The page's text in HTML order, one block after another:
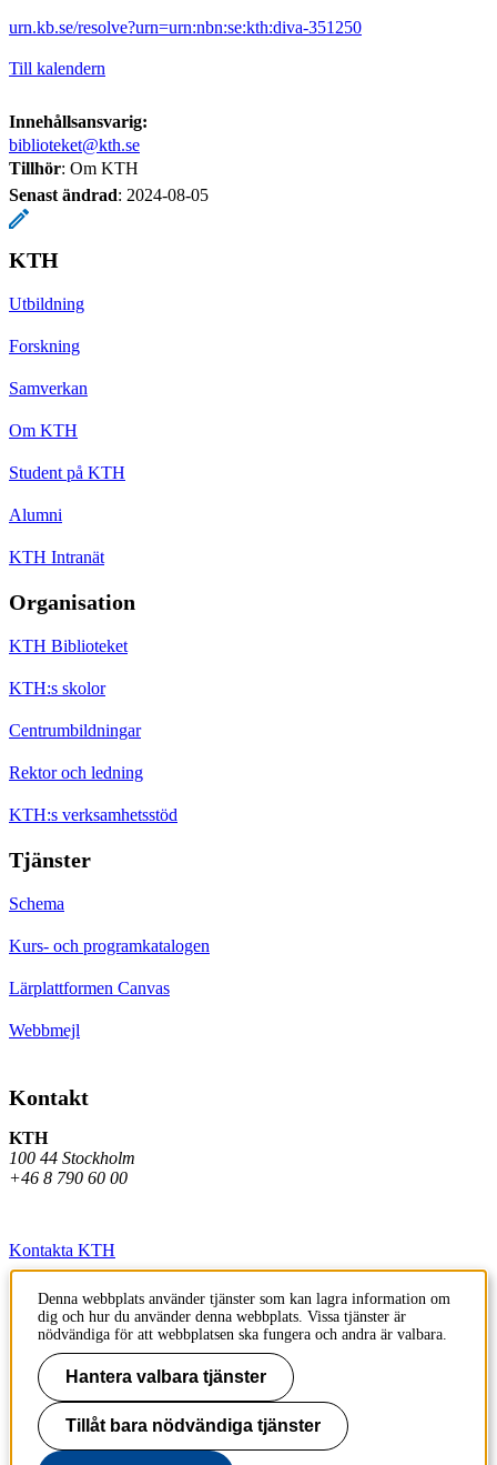
urn.kb.se/resolve?urn=urn:nbn:se:kth:diva-351250
Till kalendern
Innehållsansvarig:
biblioteket@kth.se
Tillhör: Om KTH
Senast ändrad: 2024-08-05
KTH
Utbildning
Forskning
Samverkan
Om KTH
Student på KTH
Alumni
KTH Intranät
Organisation
KTH Biblioteket
KTH:s skolor
Centrumbildningar
Rektor och ledning
KTH:s verksamhetsstöd
Tjänster
Schema
Kurs- och programkatalogen
Lärplattformen Canvas
Webbmejl
Kontakt
KTH
100 44 Stockholm
+46 8 790 60 00
Kontakta KTH
Jobba på KTH
Press och media
Faktura och betalning KTH
Om KTH:s webbplatser
Tillgänglighetsredogörelse
Denna webbplats använder tjänster som kan lagra information om
dig och hur du använder denna webbplats. Vissa tjänster är
nödvändiga för att webbplatsen ska fungera och andra är valbara.
Hantera valbara tjänster
Tillåt bara nödvändiga tjänster